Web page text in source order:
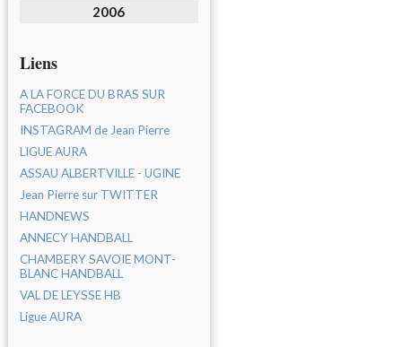
2006
Liens
A LA FORCE DU BRAS SUR
FACEBOOK
INSTAGRAM de Jean Pierre
LIGUE AURA
ASSAU ALBERTVILLE - UGINE
Jean Pierre sur TWITTER
HANDNEWS
ANNECY HANDBALL
CHAMBERY SAVOIE MONT-
BLANC HANDBALL
VAL DE LEYSSE HB
Ligue AURA